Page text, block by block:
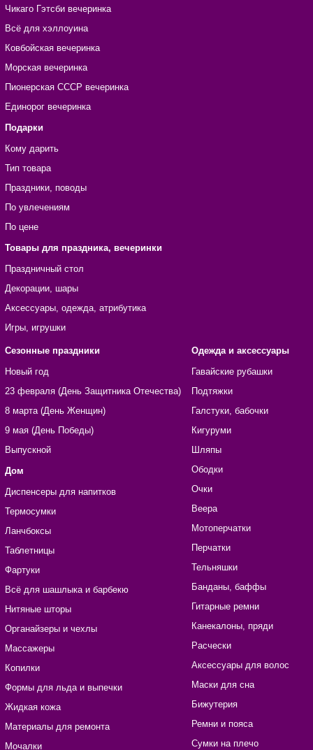
Чикаго Гэтсби вечеринка
Всё для хэллоуина
Ковбойская вечеринка
Морская вечеринка
Пионерская СССР вечеринка
Единорог вечеринка
Подарки
Кому дарить
Тип товара
Праздники, поводы
По увлечениям
По цене
Товары для праздника, вечеринки
Праздничный стол
Декорации, шары
Аксессуары, одежда, атрибутика
Игры, игрушки
Сезонные праздники
Новый год
23 февраля (День Защитника Отечества)
8 марта (День Женщин)
9 мая (День Победы)
Выпускной
Дом
Диспенсеры для напитков
Термосумки
Ланчбоксы
Таблетницы
Фартуки
Всё для шашлыка и барбекю
Нитяные шторы
Органайзеры и чехлы
Массажеры
Копилки
Формы для льда и выпечки
Жидкая кожа
Материалы для ремонта
Мочалки
Одежда и аксессуары
Гавайские рубашки
Подтяжки
Галстуки, бабочки
Кигуруми
Шляпы
Ободки
Очки
Веера
Мотоперчатки
Перчатки
Тельняшки
Банданы, баффы
Гитарные ремни
Канекалоны, пряди
Расчески
Аксессуары для волос
Маски для сна
Бижутерия
Ремни и пояса
Сумки на плечо